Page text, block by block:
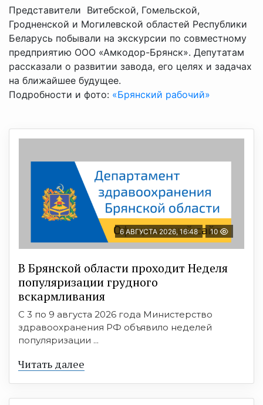
Представители Витебской, Гомельской,
Гродненской и Могилевской областей Республики
Беларусь побывали на экскурсии по совместному
предприятию ООО «Амкодор-Брянск». Депутатам
рассказали о развитии завода, его целях и задачах
на ближайшее будущее.
Подробности и фото: «Брянский рабочий»
6 АВГУСТА 2026, 16:48 10
В Брянской области проходит Неделя
популяризации грудного
вскармливания
С 3 по 9 августа 2026 года Министерство
здравоохранения РФ объявило неделей
популяризации ...
Читать далее